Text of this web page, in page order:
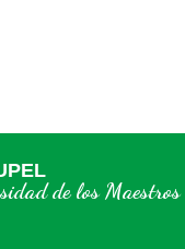
de los Maestros